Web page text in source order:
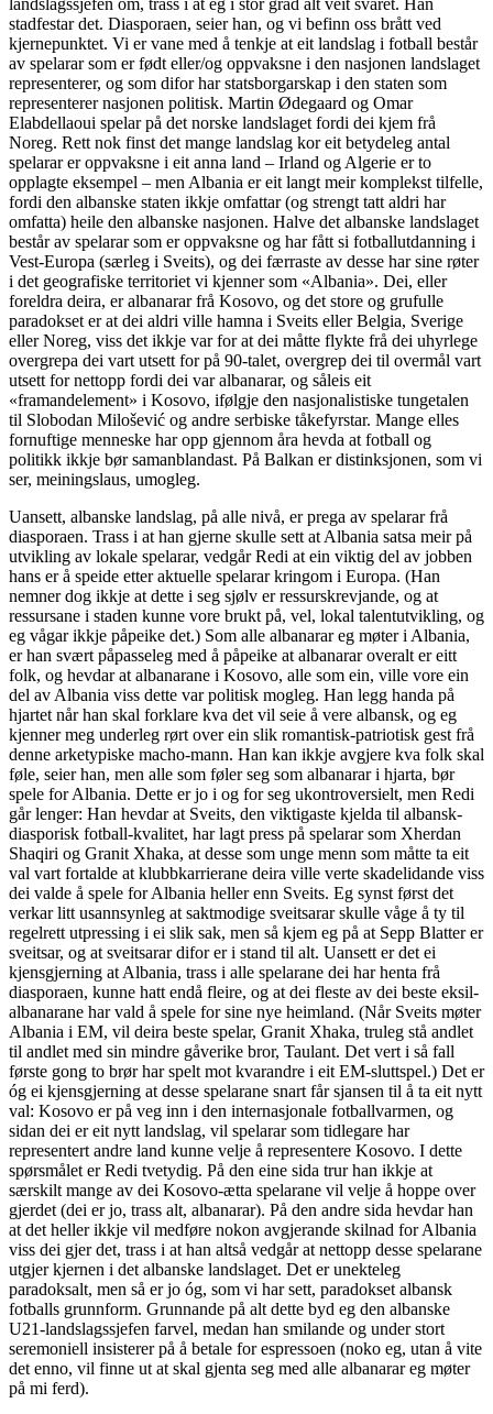
stadfestar det. Diasporaen, seier han, og vi befinn oss brått ved
kjernepunktet. Vi er vane med å tenkje at eit landslag i fotball består
av spelarar som er født eller/og oppvaksne i den nasjonen landslaget
representerer, og som difor har statsborgarskap i den staten som
representerer nasjonen politisk. Martin Ødegaard og Omar
Elabdellaoui spelar på det norske landslaget fordi dei kjem frå
Noreg. Rett nok finst det mange landslag kor eit betydeleg antal
spelarar er oppvaksne i eit anna land – Irland og Algerie er to
opplagte eksempel – men Albania er eit langt meir komplekst tilfelle,
fordi den albanske staten ikkje omfattar (og strengt tatt aldri har
omfatta) heile den albanske nasjonen. Halve det albanske landslaget
består av spelarar som er oppvaksne og har fått si fotballutdanning i
Vest-Europa (særleg i Sveits), og dei færraste av desse har sine røter
i det geografiske territoriet vi kjenner som «Albania». Dei, eller
foreldra deira, er albanarar frå Kosovo, og det store og grufulle
paradokset er at dei aldri ville hamna i Sveits eller Belgia, Sverige
eller Noreg, viss det ikkje var for at dei måtte flykte frå dei uhyrlege
overgrepa dei vart utsett for på 90-talet, overgrep dei til overmål vart
utsett for nettopp fordi dei var albanarar, og såleis eit
«framandelement» i Kosovo, ifølgje den nasjonalistiske tungetalen
til Slobodan Milošević og andre serbiske tåkefyrstar. Mange elles
fornuftige menneske har opp gjennom åra hevda at fotball og
politikk ikkje bør samanblandast. På Balkan er distinksjonen, som vi
ser, meiningslaus, umogleg.
Uansett, albanske landslag, på alle nivå, er prega av spelarar frå
diasporaen. Trass i at han gjerne skulle sett at Albania satsa meir på
utvikling av lokale spelarar, vedgår Redi at ein viktig del av jobben
hans er å speide etter aktuelle spelarar kringom i Europa. (Han
nemner dog ikkje at dette i seg sjølv er ressurskrevjande, og at
ressursane i staden kunne vore brukt på, vel, lokal talentutvikling, og
eg vågar ikkje påpeike det.) Som alle albanarar eg møter i Albania,
er han svært påpasseleg med å påpeike at albanarar overalt er eitt
folk, og hevdar at albanarane i Kosovo, alle som ein, ville vore ein
del av Albania viss dette var politisk mogleg. Han legg handa på
hjartet når han skal forklare kva det vil seie å vere albansk, og eg
kjenner meg underleg rørt over ein slik romantisk-patriotisk gest frå
denne arketypiske macho-mann. Han kan ikkje avgjere kva folk skal
føle, seier han, men alle som føler seg som albanarar i hjarta, bør
spele for Albania. Dette er jo i og for seg ukontroversielt, men Redi
går lenger: Han hevdar at Sveits, den viktigaste kjelda til albansk-
diasporisk fotball-kvalitet, har lagt press på spelarar som Xherdan
Shaqiri og Granit Xhaka, at desse som unge menn som måtte ta eit
val vart fortalde at klubbkarrierane deira ville verte skadelidande viss
dei valde å spele for Albania heller enn Sveits. Eg synst først det
verkar litt usannsynleg at saktmodige sveitsarar skulle våge å ty til
regelrett utpressing i ei slik sak, men så kjem eg på at Sepp Blatter er
sveitsar, og at sveitsarar difor er i stand til alt. Uansett er det ei
kjensgjerning at Albania, trass i alle spelarane dei har henta frå
diasporaen, kunne hatt endå fleire, og at dei fleste av dei beste eksil-
albanarane har vald å spele for sine nye heimland. (Når Sveits møter
Albania i EM, vil deira beste spelar, Granit Xhaka, truleg stå andlet
til andlet med sin mindre gåverike bror, Taulant. Det vert i så fall
første gong to brør har spelt mot kvarandre i eit EM-sluttspel.) Det er
óg ei kjensgjerning at desse spelarane snart får sjansen til å ta eit nytt
val: Kosovo er på veg inn i den internasjonale fotballvarmen, og
sidan dei er eit nytt landslag, vil spelarar som tidlegare har
representert andre land kunne velje å representere Kosovo. I dette
spørsmålet er Redi tvetydig. På den eine sida trur han ikkje at
særskilt mange av dei Kosovo-ætta spelarane vil velje å hoppe over
gjerdet (dei er jo, trass alt, albanarar). På den andre sida hevdar han
at det heller ikkje vil medføre nokon avgjerande skilnad for Albania
viss dei gjer det, trass i at han altså vedgår at nettopp desse spelarane
utgjer kjernen i det albanske landslaget. Det er unekteleg
paradoksalt, men så er jo óg, som vi har sett, paradokset albansk
fotballs grunnform. Grunnande på alt dette byd eg den albanske
U21-landslagssjefen farvel, medan han smilande og under stort
seremoniell insisterer på å betale for espressoen (noko eg, utan å vite
det enno, vil finne ut at skal gjenta seg med alle albanarar eg møter
på mi ferd).